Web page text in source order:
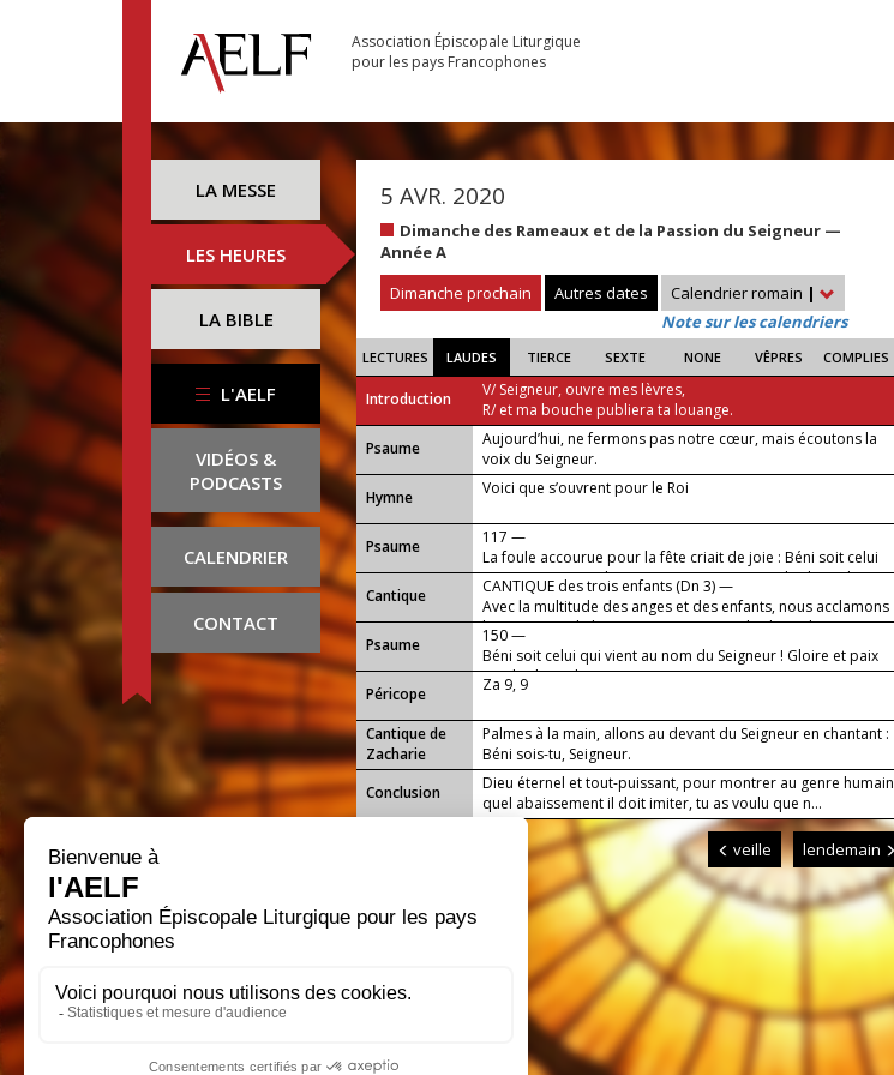
Association Épiscopale Liturgique
pour les pays Francophones
LA MESSE
LES HEURES
LA BIBLE
L'AELF
VIDÉOS &
PODCASTS
CALENDRIER
CONTACT
5 AVR. 2020
Dimanche des Rameaux et de la Passion du Seigneur —
Année A
Dimanche prochain
Autres dates Calendrier romain |
Note sur les calendriers
LECTURES LAUDES TIERCE SEXTE NONE VÊPRES COMPLIES
Introduction
V/ Seigneur, ouvre mes lèvres,
R/ et ma bouche publiera ta louange.
Psaume
Aujourd’hui, ne fermons pas notre cœur, mais écoutons la
voix du Seigneur.
Hymne
Voici que s’ouvrent pour le Roi
Psaume
117 —
La foule accourue pour la fête criait de joie : Béni soit celui
qui vient au nom du Seigneur ! Hosanna au plus haut des
cieux !
Cantique
CANTIQUE des trois enfants (Dn 3) —
Avec la multitude des anges et des enfants, nous acclamons
le vainqueur de la mort : Hosanna au plus haut des cieux !
Psaume
150 —
Béni soit celui qui vient au nom du Seigneur ! Gloire et paix
au plus haut des cieux !
Péricope
Za 9, 9
Cantique de
Zacharie
Palmes à la main, allons au devant du Seigneur en chantant :
Béni sois-tu, Seigneur.
Conclusion
Dieu éternel et tout-puissant, pour montrer au genre humain
quel abaissement il doit imiter, tu as voulu que n...
veille lendemain